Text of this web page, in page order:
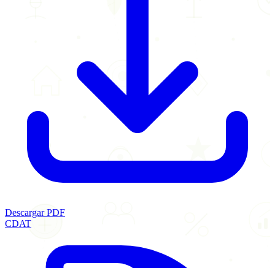
Descargar PDF
CDAT